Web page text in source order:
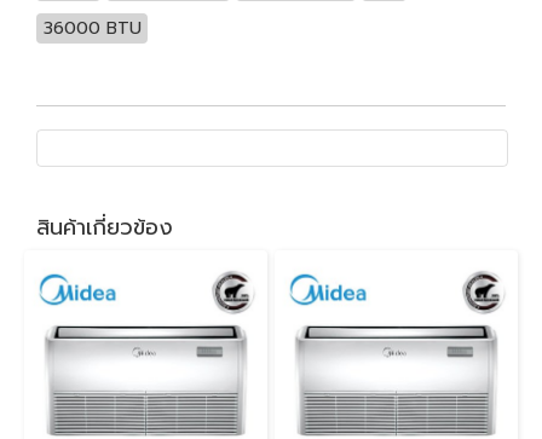
36000 BTU
สินค้าเกี่ยวข้อง